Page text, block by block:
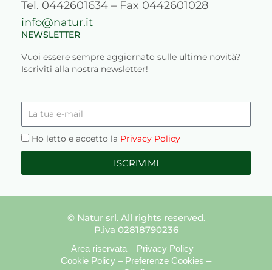
Tel. 0442601634 – Fax 0442601028
info@natur.it
NEWSLETTER
Vuoi essere sempre aggiornato sulle ultime novità?
Iscriviti alla nostra newsletter!
tua
mail
Privacy
Ho letto e accetto la Privacy Policy
ISCRIVIMI
© Natur srl. All rights reserved.
P.iva 02818790236
Area riservata – Privacy Policy –
Cookie Policy – Preferenze Cookies –